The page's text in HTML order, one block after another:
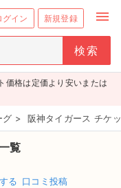
グイン 新規登録 menu
価格は定価より安いまたは
グ > 阪神タイガース チケ
覧
る 口コミ投稿